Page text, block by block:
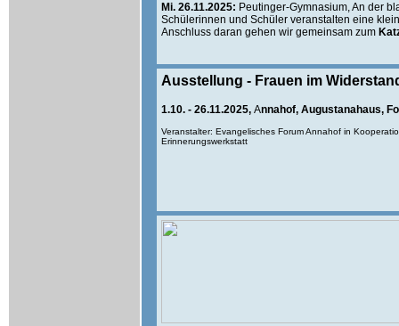
Mi. 26.11.2025: Peutinger-Gymnasium, An der
Schülerinnen und Schüler veranstalten eine
Anschluss daran gehen wir gemeinsam zum
Ausstellung - Frauen im
1.10. - 26.11.2025, Annahof, Augustanahaus,
Veranstalter: Evangelisches Forum Annahof in
Erinnerungswerkstatt